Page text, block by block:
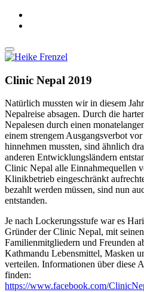
Clinic Nepal 2019
Natürlich mussten wir in diesem
Nepalreise absagen. Durch die
Nepalesen durch einen
einem strengem Ausgangsverbot
hinnehmen mussten, sind ähnlich
anderen Entwicklungsländern
Clinic Nepal alle Einnahmequellen
Klinikbetrieb eingeschränkt
bezahlt werden müssen, sind nun
entstanden.
Je nach Lockerungsstufe war es
Gründer der Clinic Nepal, mit
Familienmitgliedern und Freunden
Kathmandu Lebensmittel, Masken
verteilen. Informationen über diese
finden:
https://www.facebook.com/